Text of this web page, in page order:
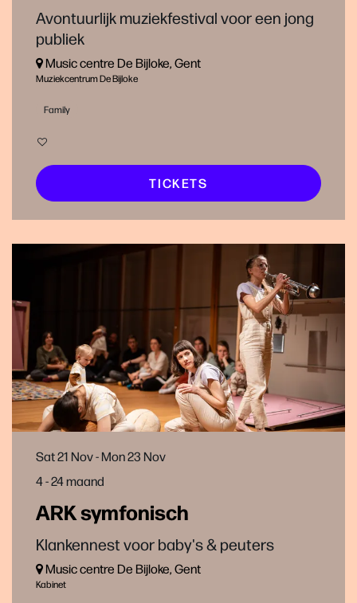
Avontuurlijk muziekfestival voor een jong
publiek
Music centre De Bijloke, Gent
Muziekcentrum De Bijloke
Family
TICKETS
ARK symfonisch
Klankennest voor baby's & peuters
4 - 24 maand
Sat 21 Nov-Mon 23 Nov
Music centre De Bijloke, Gent
Kabinet